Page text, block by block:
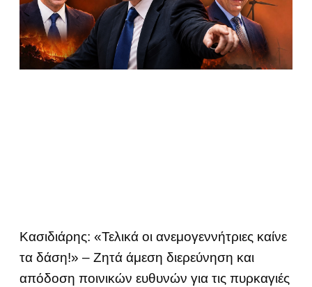
Κασιδιάρης: «Τελικά οι ανεμογεννήτριες καίνε
τα δάση!» – Ζητά άμεση διερεύνηση και
απόδοση ποινικών ευθυνών για τις πυρκαγιές